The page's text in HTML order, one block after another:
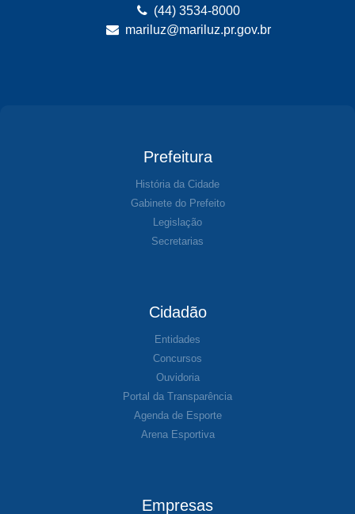
(44) 3534-8000
mariluz@mariluz.pr.gov.br
Prefeitura
História da Cidade
Gabinete do Prefeito
Legislação
Secretarias
Cidadão
Entidades
Concursos
Ouvidoria
Portal da Transparência
Agenda de Esporte
Arena Esportiva
Empresas